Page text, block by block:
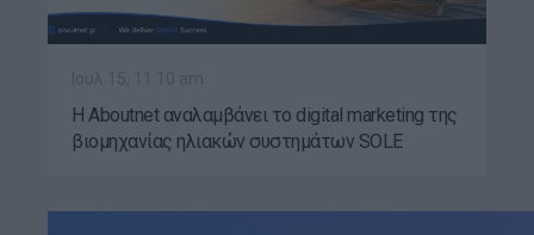
Η Aboutnet αναλαμβάνει το digital marketing της
βιομηχανίας ηλιακών συστημάτων SOLE